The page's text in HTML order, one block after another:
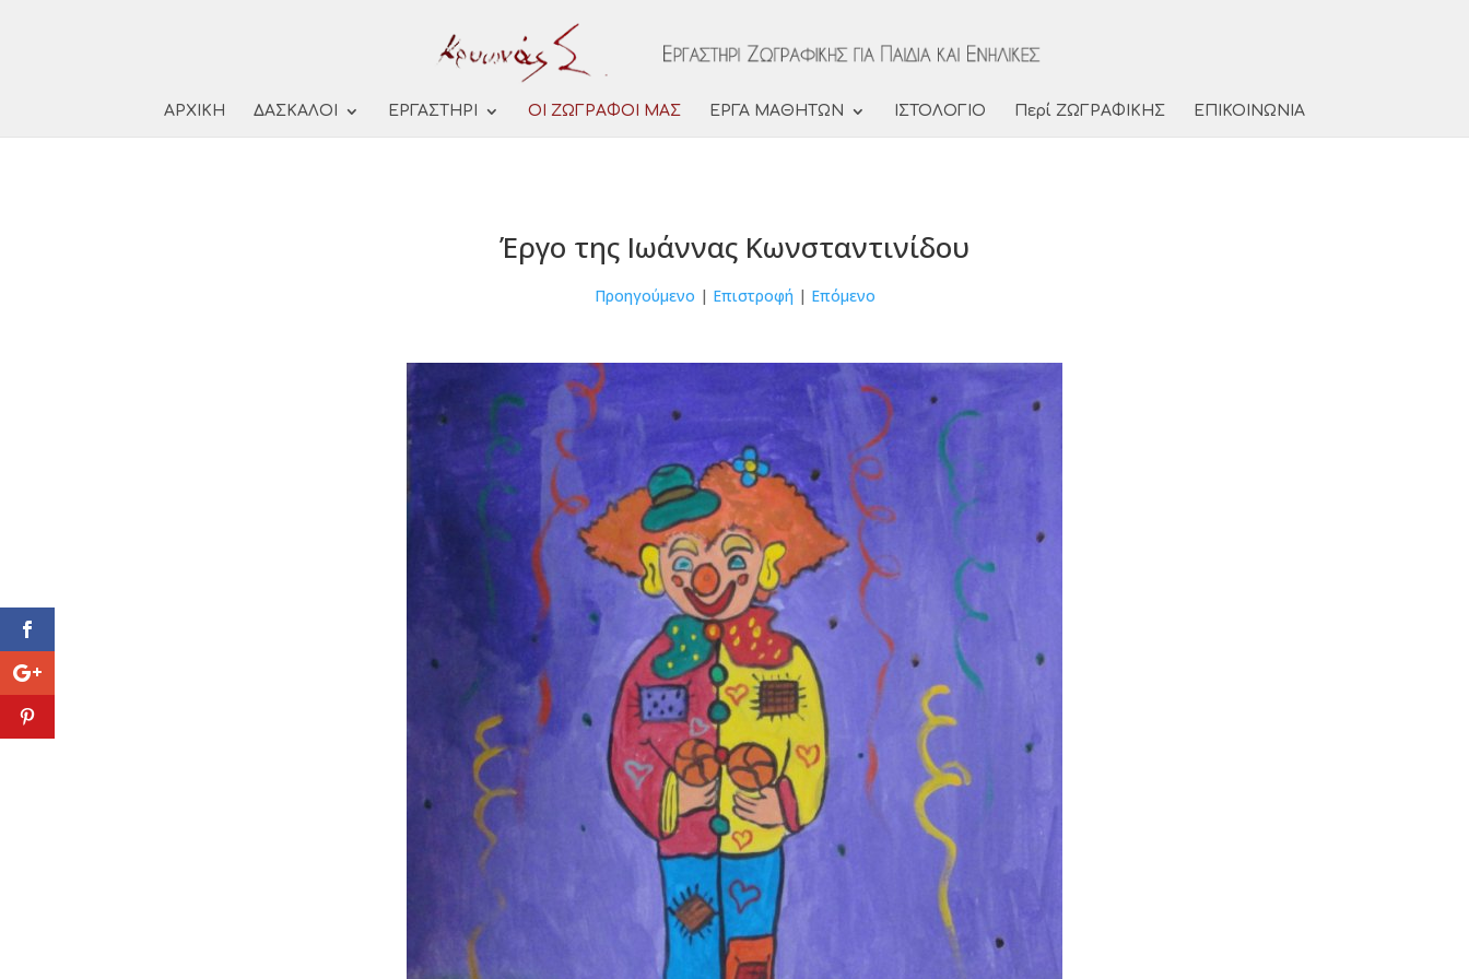
ΑΡΧΙΚΗ ΔΑΣΚΑΛΟΙ ΕΡΓΑΣΤΗΡΙ ΟΙ ΖΩΓΡΑΦΟΙ ΜΑΣ ΕΡΓΑ ΜΑΘΗΤΩΝ ΙΣΤΟΛΟΓΙΟ Περί ΖΩΓΡΑΦΙΚΗΣ ΕΠΙΚΟΙΝΩΝΙΑ
Έργο της Ιωάννας Κωνσταντινίδου
Προηγούμενο | Επιστροφή | Επόμενο